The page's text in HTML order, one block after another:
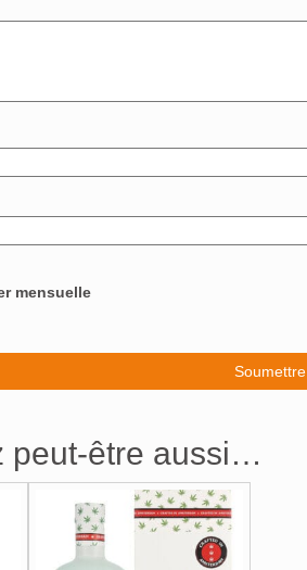
mensuelle
peut-être aussi…